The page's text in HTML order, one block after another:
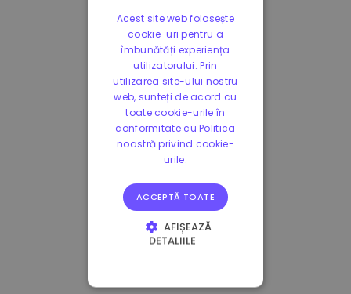
Acest site web folosește
cookie-uri pentru a
îmbunătăți experiența
utilizatorului. Prin
utilizarea site-ului nostru
web, sunteți de acord cu
toate cookie-urile în
conformitate cu Politica
noastră privind cookie-
urile.
ACCEPTĂ TOATE
AFIȘEAZĂ
DETALIILE